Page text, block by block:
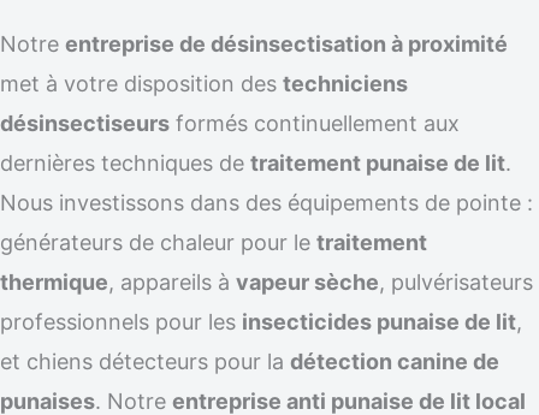
Notre entreprise de désinsectisation à proximité
met à votre disposition des techniciens
désinsectiseurs formés continuellement aux
dernières techniques de traitement punaise de lit.
Nous investissons dans des équipements de pointe :
générateurs de chaleur pour le traitement
thermique, appareils à vapeur sèche, pulvérisateurs
professionnels pour les insecticides punaise de lit,
et chiens détecteurs pour la détection canine de
punaises. Notre entreprise anti punaise de lit local